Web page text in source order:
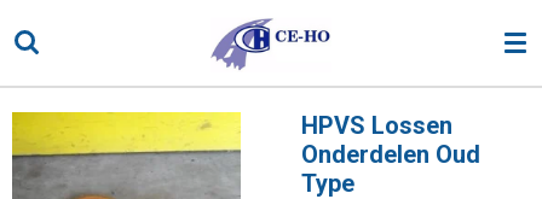
direct
naar
de
hoofdinhoud
HPVS Lossen
Onderdelen Oud
Type